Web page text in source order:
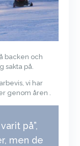
backen och
sakta på.
vi har
genom åren .
på”,
men de